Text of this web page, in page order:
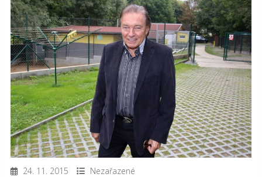
24. 11. 2015 Nezařazené